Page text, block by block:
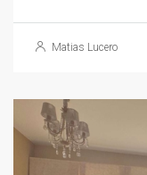
Matias Lucero